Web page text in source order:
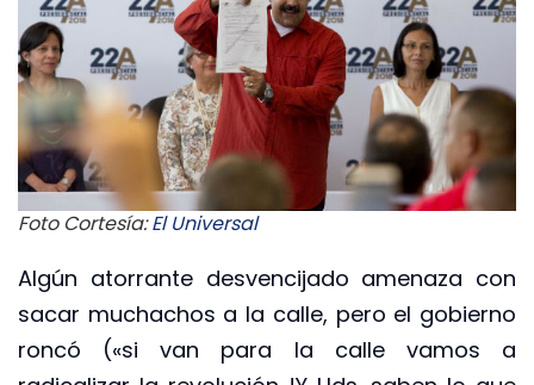
Foto Cortesía:El Universal
Algún atorrante desvencijado amenaza con
sacar muchachos a la calle, pero el gobierno
roncó («si van para la calle vamos a